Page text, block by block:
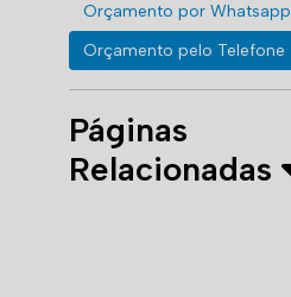
Orçamento por Whatsapp
Orçamento pelo Telefone
Páginas
Relacionadas